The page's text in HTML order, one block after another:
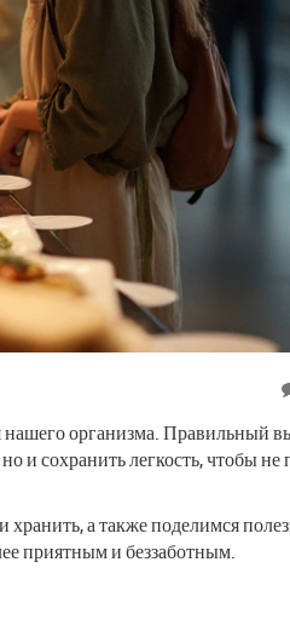
нашего организма. Правильный
и сохранить легкость, чтобы не
хранить, а также поделимся
приятным и беззаботным.